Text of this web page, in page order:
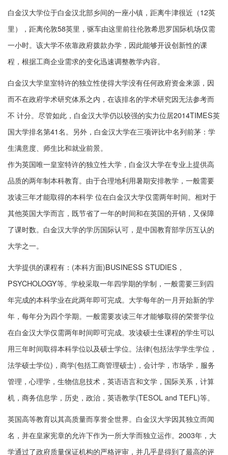
白金汉大学位于白金汉北部乡间的一座小镇，距离牛津很近（12英
里），距离伦敦58英里，驱车由这里前往伦敦希思罗国际机场仅需
一小时。该大学不依靠政府拨款办学，因此能够开设创新性的课
程，根据工商企业需求的变化迅速调整教学内容。
白金汉大学皇室特许的独立性使得大学没有任何政府资金来源，因
而不在政府学术研究体系之内，在该排名的学术研究因无法参考而
不 计分。尽管如此，白金汉大学仍以较强的实力位居2014TIMES英
国大学排名第41名。另外，白金汉大学在三项评比中名列前茅：学
生满意度、师生比和就业前景。
作为英国唯一皇室特许的独立性大学，白金汉大学在专业上提供高
品质的两年制本科教育。由于合理地利用暑期安排教学，一般需要
攻读三年才能取得的本科学 位在白金汉大学仅需两年时间。相对于
其他英国大学而言，既节省了一年的时间和在英国的开销，又保障
了课时数。白金汉大学的学历国际认可，是中国教育部学历互认的
大学之一。
大学提供的课程有：(本科方面)BUSINESS STUDIES，
PSYCHOLOGY等。学校采取一年四学期的学制，一般需要三到四
年完成的本科学业在此两年即可完成。大学每年的一月开始新的学
年，每年分为四个学期。一般需要攻读三年才能够取得的荣誉学位
在白金汉大学仅需两年时间即可完成。攻读硕士生课程的学生可以
用三年时间取得本科学位以及硕士学位。法律(包括法学学生学位，
法学硕士学位)，商学(包括工商管理硕士)，会计学，市场学，服务
管理，心理学，生物信息技术，英语语言和文学，国际关系，计算
机，商务信息学，历史，政治，英语教学(TESOL and TEFL)等。
英国高等教育以其高质量而享誉全世界。白金汉大学因其独立而闻
名，并在皇家宪章的允许下作为一所大学而独立运作。2003年，大
学通过了政府质量保证机构的严格评审，并几乎是得到了最高的评